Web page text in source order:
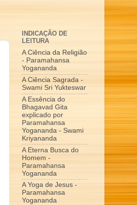
INDICAÇÃO DE
LEITURA
A Ciência da Religião
- Paramahansa
Yogananda
A Ciência Sagrada -
Swami Sri Yukteswar
A Essência do
Bhagavad Gita
explicado por
Paramahansa
Yogananda - Swami
Kriyananda
A Eterna Busca do
Homem -
Paramahansa
Yogananda
A Yoga de Jesus -
Paramahansa
Yogananda